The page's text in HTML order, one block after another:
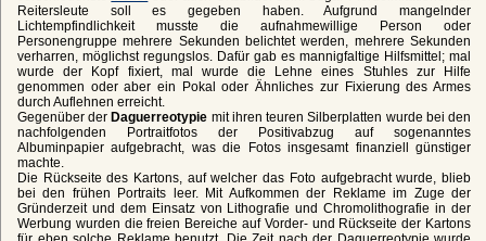
Reitersleute soll es gegeben haben. Aufgrund mangelnder
Lichtempfindlichkeit musste die aufnahmewillige Person oder
Personengruppe mehrere Sekunden belichtet werden, mehrere Sekunden
verharren, möglichst regungslos. Dafür gab es mannigfaltige Hilfsmittel; mal
wurde der Kopf fixiert, mal wurde die Lehne eines Stuhles zur Hilfe
genommen oder aber ein Pokal oder Ähnliches zur Fixierung des Armes
durch Auflehnen erreicht.
Gegenüber derDaguerreotypie mit ihren teuren Silberplatten wurde bei den
nachfolgenden Portraitfotos der Positivabzug auf sogenanntes
Albuminpapier aufgebracht, was die Fotos insgesamt finanziell günstiger
machte.
Die Rückseite des Kartons, auf welcher das Foto aufgebracht wurde, blieb
bei den frühen Portraits leer. Mit Aufkommen der Reklame im Zuge der
Gründerzeit und dem Einsatz von Lithografie und Chromolithografie in der
Werbung wurden die freien Bereiche auf Vorder- und Rückseite der Kartons